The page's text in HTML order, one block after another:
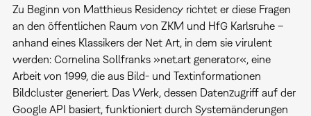
Zu Beginn von Matthieus Residency richtet er diese Fragen
an den öffentlichen Raum von ZKM und HfG Karlsruhe –
anhand eines Klassikers der Net Art, in dem sie virulent
werden: Cornelina Sollfranks »net.art generator«, eine
Arbeit von 1999, die aus Bild- und Textinformationen
Bildcluster generiert. Das Werk, dessen Datenzugriff auf der
Google API basiert, funktioniert durch Systemänderungen